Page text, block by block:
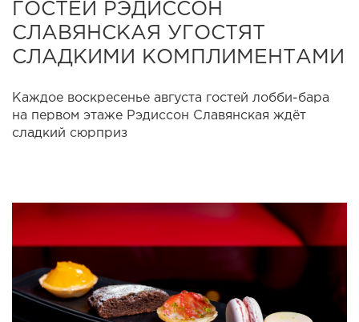
ГОСТЕЙ РЭДИССОН
СЛАВЯНСКАЯ УГОСТЯТ
СЛАДКИМИ КОМПЛИМЕНТАМИ
Каждое воскресенье августа гостей лобби-бара
на первом этаже Рэдиссон Славянская ждёт
сладкий сюрприз